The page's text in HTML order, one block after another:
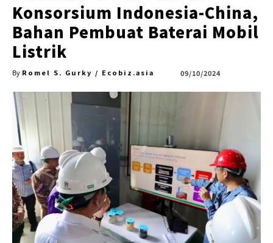
Konsorsium Indonesia-China,
Bahan Pembuat Baterai Mobil
Listrik
By Romel S. Gurky / Ecobiz.asia 09/10/2024